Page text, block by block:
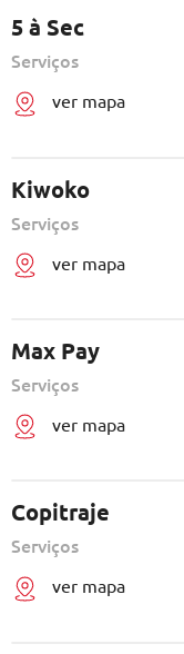
5 à Sec
Serviços
ver mapa
Kiwoko
Serviços
ver mapa
Max Pay
Serviços
ver mapa
Copitraje
Serviços
ver mapa